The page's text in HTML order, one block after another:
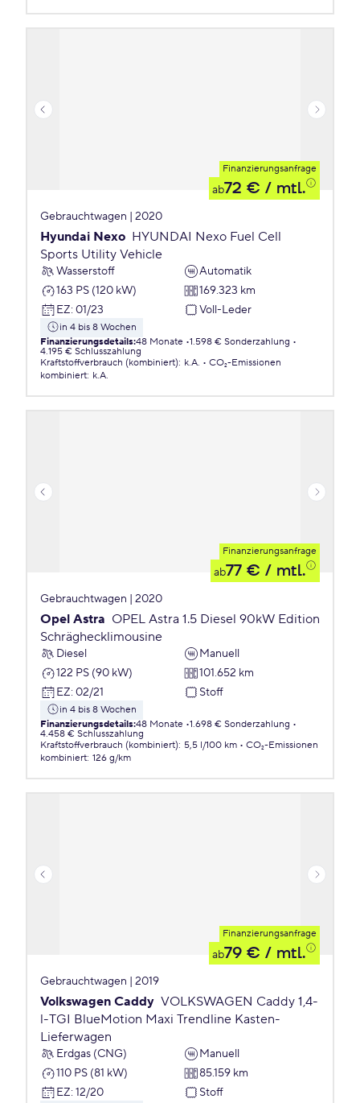
Finanzierungsanfrage
ab72 € / mtl.
Gebrauchtwagen | 2020
Hyundai Nexo HYUNDAI Nexo Fuel Cell
Sports Utility Vehicle
Wasserstoff
Automatik
163 PS (120 kW)
169.323 km
EZ: 01/23 Voll-Leder
in 4 bis 8 Wochen
Finanzierungsdetails:48 Monate 1.598 € Sonderzahlung
4.195 € Schlusszahlung
Kraftstoffverbrauch (kombiniert): k.A.
CO₂-Emissionen
kombiniert: k.A.
Finanzierungsanfrage
ab77 € / mtl.
Gebrauchtwagen | 2020
Opel Astra OPEL Astra 1.5 Diesel 90kW Edition
Schräghecklimousine
Diesel
Manuell
122 PS (90 kW)
101.652 km
EZ: 02/21 Stoff
in 4 bis 8 Wochen
Finanzierungsdetails:48 Monate 1.698 € Sonderzahlung
4.458 € Schlusszahlung
Kraftstoffverbrauch (kombiniert): 5,5 l/100 km
CO₂-Emissionen
kombiniert: 126 g/km
Finanzierungsanfrage
ab79 € / mtl.
Gebrauchtwagen | 2019
Volkswagen Caddy VOLKSWAGEN Caddy 1,4-
l-TGI BlueMotion Maxi Trendline Kasten-
Lieferwagen
Erdgas (CNG)
Manuell
110 PS (81 kW)
85.159 km
EZ: 12/20 Stoff